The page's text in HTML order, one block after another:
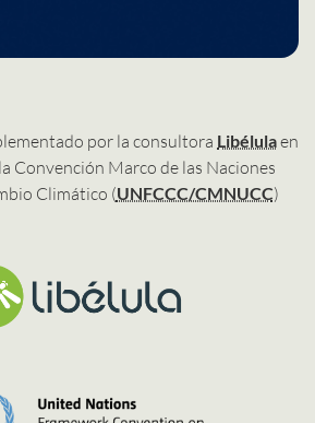
por la consultora Libélulaen
Convención Marco de las Naciones
Climático (UNFCCC/CMNUCC)